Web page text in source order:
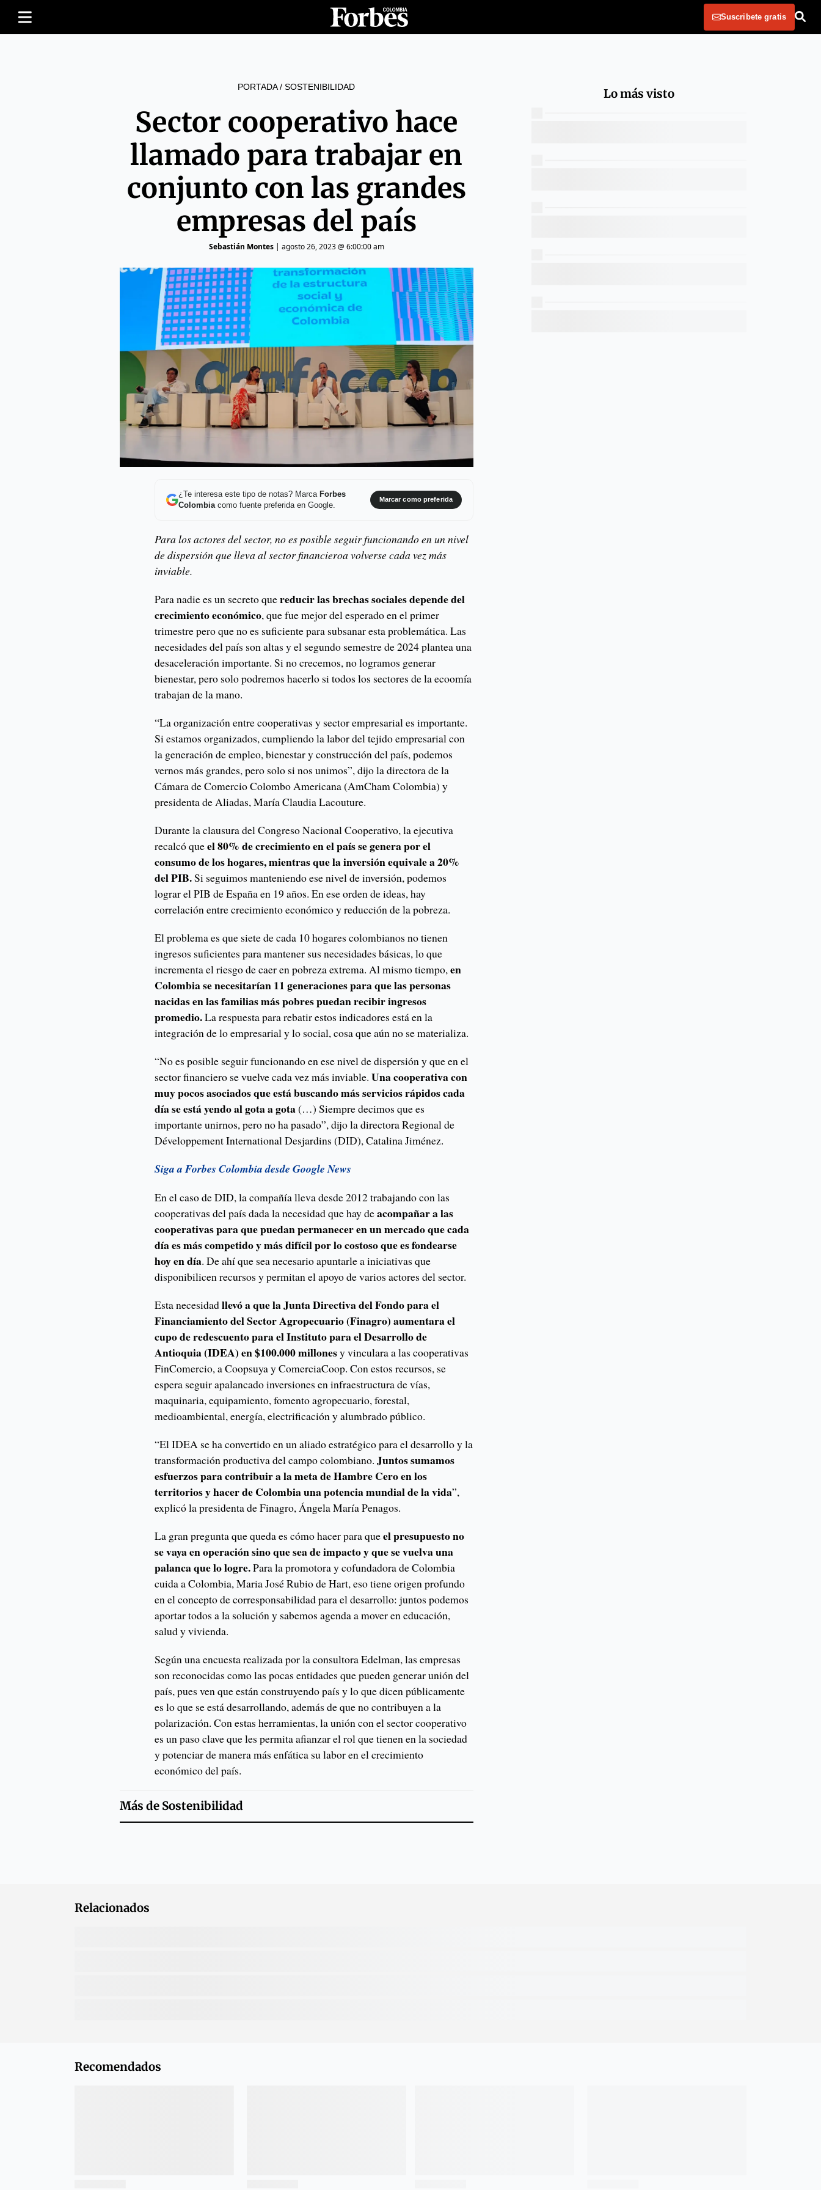
Suscribete gratis
PORTADA/ SOSTENIBILIDAD
Sector cooperativo hace
llamado para trabajar en
conjunto con las grandes
empresas del país
Sebastián Montes| agosto 26, 2023 @ 6:00:00 am
¿Te interesa este tipo de notas? Marca Forbes
Colombiacomo fuente preferida en Google.
Marcar como preferida
Para los actores del sector, no es posible seguir funcionando en un nivel
de dispersión que lleva al sector financieroa volverse cada vez más
inviable.
Para nadie es un secreto quereducir las brechas sociales depende del
crecimiento económico, que fue mejor del esperado en el primer
trimestre pero que no es suficiente para subsanar esta problemática. Las
necesidades del país son altas y el segundo semestre de 2024 plantea una
desaceleración importante. Si no crecemos, no logramos generar
bienestar, pero solo podremos hacerlo si todos los sectores de la ecoomía
trabajan de la mano.
“La organización entre cooperativas y sector empresarial es importante.
Si estamos organizados, cumpliendo la labor del tejido empresarial con
la generación de empleo, bienestar y construcción del país, podemos
vernos más grandes, pero solo si nos unimos”, dijo la directora de la
Cámara de Comercio Colombo Americana (AmCham Colombia) y
presidenta de Aliadas, María Claudia Lacouture.
Durante la clausura del Congreso Nacional Cooperativo, la ejecutiva
recalcó queel 80% de crecimiento en el país se genera por el
consumo de los hogares, mientras que la inversión equivale a 20%
del PIB.Si seguimos manteniendo ese nivel de inversión, podemos
lograr el PIB de España en 19 años. En ese orden de ideas, hay
correlación entre crecimiento económico y reducción de la pobreza.
El problema es que siete de cada 10 hogares colombianos no tienen
ingresos suficientes para mantener sus necesidades básicas, lo que
incrementa el riesgo de caer en pobreza extrema. Al mismo tiempo,en
Colombia se necesitarían 11 generaciones para que las personas
nacidas en las familias más pobres puedan recibir ingresos
promedio.La respuesta para rebatir estos indicadores está en la
integración de lo empresarial y lo social, cosa que aún no se materializa.
“No es posible seguir funcionando en ese nivel de dispersión y que en el
sector financiero se vuelve cada vez más inviable.Una cooperativa con
muy pocos asociados que está buscando más servicios rápidos cada
día se está yendo al gota a gota(…) Siempre decimos que es
importante unirnos, pero no ha pasado”, dijo la directora Regional de
Développement International Desjardins (DID), Catalina Jiménez.
Siga a Forbes Colombia desde Google News
En el caso de DID, la compañía lleva desde 2012 trabajando con las
cooperativas del país dada la necesidad que hay deacompañar a las
cooperativas para que puedan permanecer en un mercado que cada
día es más competido y más difícil por lo costoso que es fondearse
hoy en día. De ahí que sea necesario apuntarle a iniciativas que
disponibilicen recursos y permitan el apoyo de varios actores del sector.
Esta necesidadllevó a que la Junta Directiva del Fondo para el
Financiamiento del Sector Agropecuario (Finagro) aumentara el
cupo de redescuento para el Instituto para el Desarrollo de
Antioquia (IDEA) en $100.000 millonesy vinculara a las cooperativas
FinComercio, a Coopsuya y ComerciaCoop. Con estos recursos, se
espera seguir apalancado inversiones en infraestructura de vías,
maquinaria, equipamiento, fomento agropecuario, forestal,
medioambiental, energía, electrificación y alumbrado público.
“El IDEA se ha convertido en un aliado estratégico para el desarrollo y la
transformación productiva del campo colombiano. Juntos sumamos
esfuerzos para contribuir a la meta de Hambre Cero en los
territorios y hacer de Colombia una potencia mundial de la vida”,
explicó la presidenta de Finagro, Ángela María Penagos.
La gran pregunta que queda es cómo hacer para queel presupuesto no
se vaya en operación sino que sea de impacto y que se vuelva una
palanca que lo logre.Para la promotora y cofundadora de Colombia
cuida a Colombia, Maria José Rubio de Hart, eso tiene origen profundo
en el concepto de corresponsabilidad para el desarrollo: juntos podemos
aportar todos a la solución y sabemos agenda a mover en educación,
salud y vivienda.
Según una encuesta realizada por la consultora Edelman, las empresas
son reconocidas como las pocas entidades que pueden generar unión del
país, pues ven que están construyendo país y lo que dicen públicamente
es lo que se está desarrollando, además de que no contribuyen a la
polarización. Con estas herramientas, la unión con el sector cooperativo
es un paso clave que les permita afianzar el rol que tienen en la sociedad
y potenciar de manera más enfática su labor en el crecimiento
económico del país.
Más de Sostenibilidad
Lo más visto
Relacionados
Recomendados